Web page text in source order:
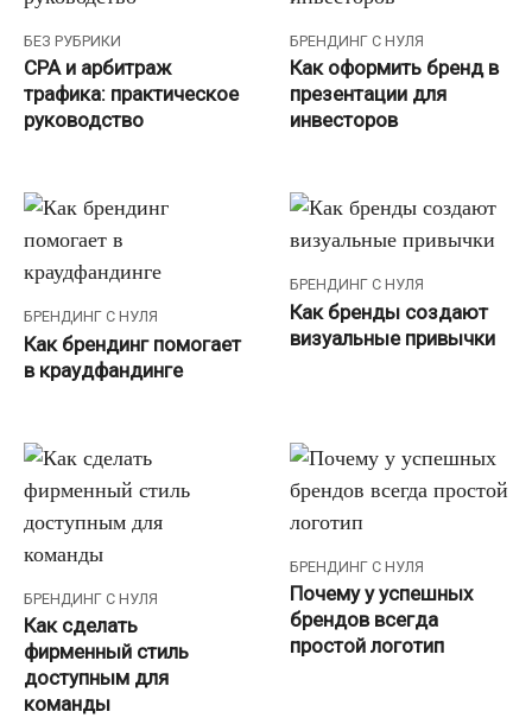
БЕЗ РУБРИКИ
СРА и арбитраж
трафика: практическое
руководство
БРЕНДИНГ С НУЛЯ
Как оформить бренд в
презентации для
инвесторов
БРЕНДИНГ С НУЛЯ
Как брендинг помогает
в краудфандинге
БРЕНДИНГ С НУЛЯ
Как бренды создают
визуальные привычки
БРЕНДИНГ С НУЛЯ
Как сделать
фирменный стиль
доступным для
команды
БРЕНДИНГ С НУЛЯ
Почему у успешных
брендов всегда
простой логотип